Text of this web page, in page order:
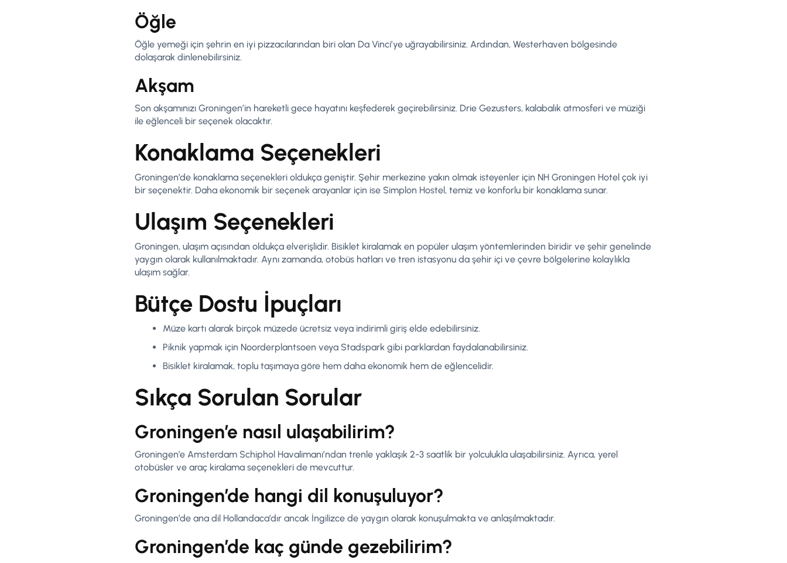
Öğle
Öğle yemeği için şehrin en iyi pizzacılarından biri olan Da Vinci’ye uğrayabilirsiniz. Ardından, Westerhaven bölgesinde
dolaşarak dinlenebilirsiniz.
Akşam
Son akşamınızı Groningen’in hareketli gece hayatını keşfederek geçirebilirsiniz. Drie Gezusters, kalabalık atmosferi ve müziği
ile eğlenceli bir seçenek olacaktır.
Konaklama Seçenekleri
Groningen’de konaklama seçenekleri oldukça geniştir. Şehir merkezine yakın olmak isteyenler için NH Groningen Hotel çok iyi
bir seçenektir. Daha ekonomik bir seçenek arayanlar için ise Simplon Hostel, temiz ve konforlu bir konaklama sunar.
Ulaşım Seçenekleri
Groningen, ulaşım açısından oldukça elverişlidir. Bisiklet kiralamak en popüler ulaşım yöntemlerinden biridir ve şehir genelinde
yaygın olarak kullanılmaktadır. Aynı zamanda, otobüs hatları ve tren istasyonu da şehir içi ve çevre bölgelerine kolaylıkla
ulaşım sağlar.
Bütçe Dostu İpuçları
Müze kartı alarak birçok müzede ücretsiz veya indirimli giriş elde edebilirsiniz.
Piknik yapmak için Noorderplantsoen veya Stadspark gibi parklardan faydalanabilirsiniz.
Bisiklet kiralamak, toplu taşımaya göre hem daha ekonomik hem de eğlencelidir.
Sıkça Sorulan Sorular
Groningen’e nasıl ulaşabilirim?
Groningen’e Amsterdam Schiphol Havalimanı’ndan trenle yaklaşık 2-3 saatlik bir yolculukla ulaşabilirsiniz. Ayrıca, yerel
otobüsler ve araç kiralama seçenekleri de mevcuttur.
Groningen’de hangi dil konuşuluyor?
Groningen’de ana dil Hollandaca’dır ancak İngilizce de yaygın olarak konuşulmakta ve anlaşılmaktadır.
Groningen’de kaç günde gezebilirim?